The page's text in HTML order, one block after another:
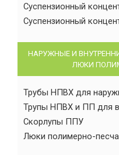
Суспензионный
Суспензионный
НАРУЖНЫЕ И
ЛЮКИ
Трубы НПВХ для
Трупы НПВХ и ПП для
Скорлупы ППУ
Люки полимерно-